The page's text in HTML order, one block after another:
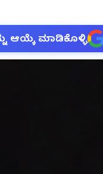
ಆಯ್ಕೆ ಮಾಡಿಕೊಳ್ಳಿ